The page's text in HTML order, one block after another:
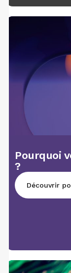
Pourquoi
?
Découvrir